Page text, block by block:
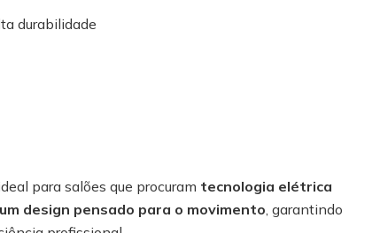
durabilidade
para salões que procuram tecnologia elétrica
um design pensado para o movimento , garantindo